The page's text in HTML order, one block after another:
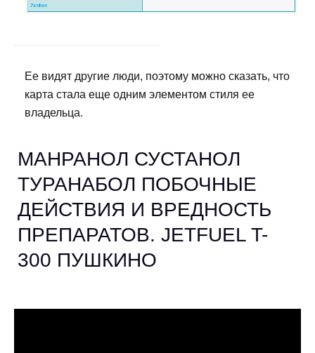
Ее видят другие люди, поэтому можно сказать, что
карта стала еще одним элементом стиля ее
владельца.
МАНРАНОЛ СУСТАНОЛ
ТУРАНАБОЛ ПОБОЧНЫЕ
ДЕЙСТВИЯ И ВРЕДНОСТЬ
ПРЕПАРАТОВ. JETFUEL T-
300 ПУШКИНО